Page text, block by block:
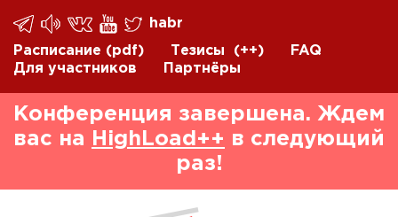
habr
Расписание (pdf) Тезисы (++)
FAQ
Для участников
Партнёры
Конференция завершена. Ждем
вас на
HighLoad++ в следующий
раз!